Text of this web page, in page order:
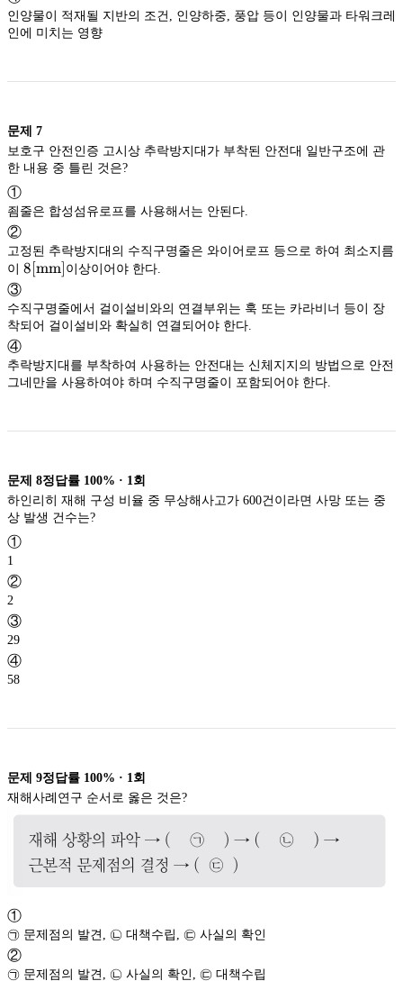
인양물이 적재될 지반의 조건, 인양하중, 풍압 등이 인양물과 타워크레
인에 미치는 영향
문제 7
보호구 안전인증 고시상 추락방지대가 부착된 안전대 일반구조에 관
한 내용 중 틀린 것은?
①
죔줄은 합성섬유로프를 사용해서는 안된다.
②
고정된 추락방지대의 수직구명줄은 와이어로프 등으로 하여 최소지름
이 \textrm{8[mm]}
8[mm] 이상이어야 한다.
③
수직구명줄에서 걸이설비와의 연결부위는 훅 또는 카라비너 등이 장
착되어 걸이설비와 확실히 연결되어야 한다.
④
추락방지대를 부착하여 사용하는 안전대는 신체지지의 방법으로 안전
그네만을 사용하여야 하며 수직구명줄이 포함되어야 한다.
문제 8정답률 100% · 1 회
하인리히 재해 구성 비율 중 무상해사고가 600건이라면 사망 또는 중
상 발생 건수는?
①
1
②
2
③
29
④
58
문제 9정답률 100% · 1 회
재해사례연구 순서로 옳은 것은?
①
㉠ 문제점의 발견, ㉡ 대책수립, ㉢ 사실의 확인
②
㉠ 문제점의 발견, ㉡ 사실의 확인, ㉢ 대책수립